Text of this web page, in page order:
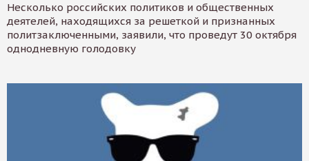
Несколько российских политиков и общественных
деятелей, находящихся за решеткой и признанных
политзаключенными, заявили, что проведут 30 октября
однодневную голодовку